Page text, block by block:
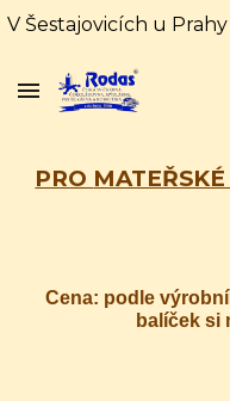
PRO
Cena: podle
balíček si